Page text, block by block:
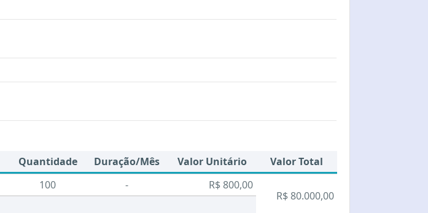
Quantidade Duração/Mês Valor Unitário
Valor Total
100 -
R$ 800,00
R$ 80.000,00